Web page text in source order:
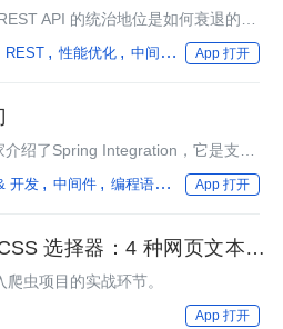
API 的统治地位是如何衰退的，
的。API Is Dead – Long Live the
REST 性能优化 中间件 编程语言
App 打开
绍了Spring Integration，它是支持
展。在简短介绍了企业应用集成
集成电子邮件应用和博客的例子。
开发 中间件 编程语言 框架 微服务
App 打开
选择器：4 种网页文本处
虫项目的实战环节。
App 打开